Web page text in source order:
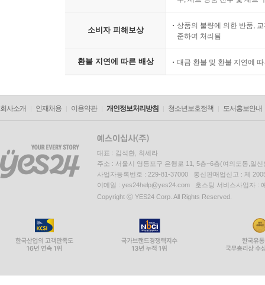
소비자 피해보상
상품의 불량에 의한 반품,
준하여 처리됨
환불 지연에 따른 배상 대금 환불 및 환불 지연에
회사소개 인재채용 이용약관 개인정보처리방침 청소년보호정책 도서홍보안내
대표 : 김석환, 최세라
주소 : 서울시 영등포구 은행로 11, 5층~6층(여의도동,일신
사업자등록번호 : 229-81-37000 통신판매업신고 : 제
이메일 : yes24help@yes24.com 호스팅 서비스사업자 :
Copyright ⓒ YES24 Corp. All Rights Reserved.